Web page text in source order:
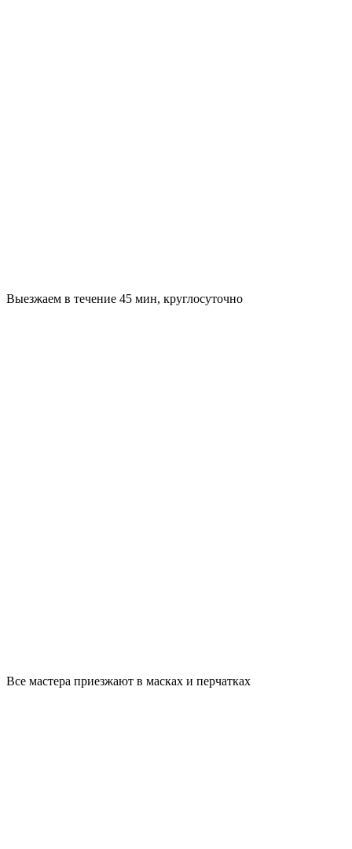
Выезжаем в течение 45 мин, круглосуточно
Все мастера приезжают в масках и перчатках